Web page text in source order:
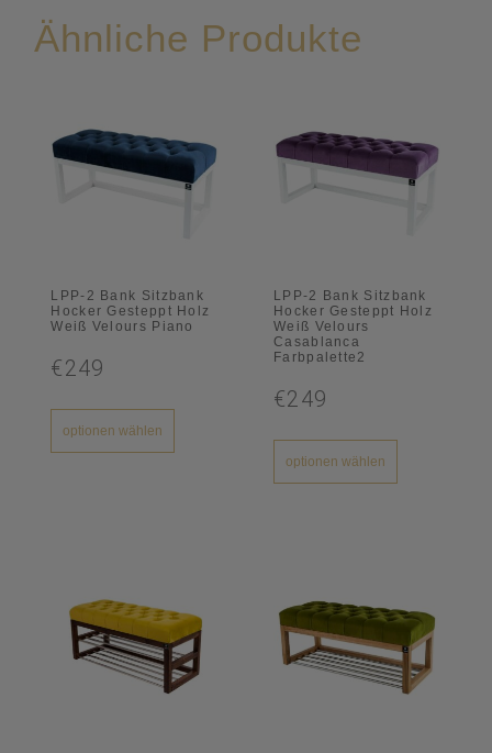
Ähnliche Produkte
LPP-2 Bank Sitzbank
Hocker Gesteppt Holz
Weiß Velours Piano
€249
optionen wählen
LPP-2 Bank Sitzbank
Hocker Gesteppt Holz
Weiß Velours
Casablanca
Farbpalette2
€249
optionen wählen